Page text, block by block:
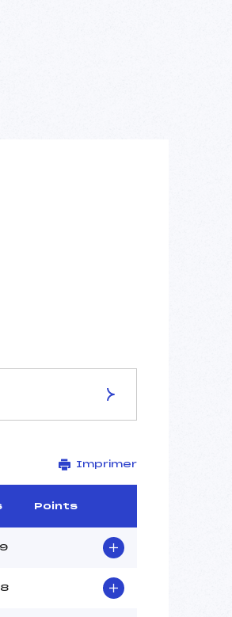
–
2.5 km
Imprimer
Points